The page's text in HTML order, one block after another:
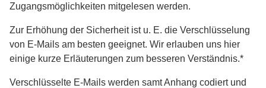
Zugangsmöglichkeiten mitgelesen werden.
Zur Erhöhung der Sicherheit ist u. E. die Verschlüsselung
von E-Mails am besten geeignet. Wir erlauben uns hier
einige kurze Erläuterungen zum besseren Verständnis.*
Verschlüsselte E-Mails werden samt Anhang codiert und